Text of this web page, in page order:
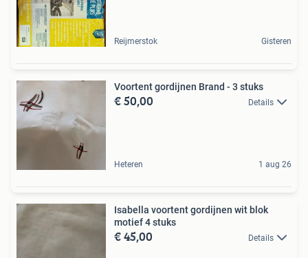
Reijmerstok Gisteren
Voortent gordijnen Brand - 3 stuks
€ 50,00 Details
Heteren 1 aug 26
Isabella voortent gordijnen wit blok
motief 4 stuks
€ 45,00 Details